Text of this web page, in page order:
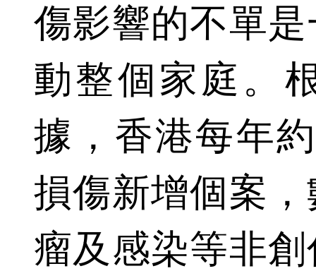
傷影響的不單
動整個家庭。
據，香港每年
損傷新增個案
瘤及感染等非